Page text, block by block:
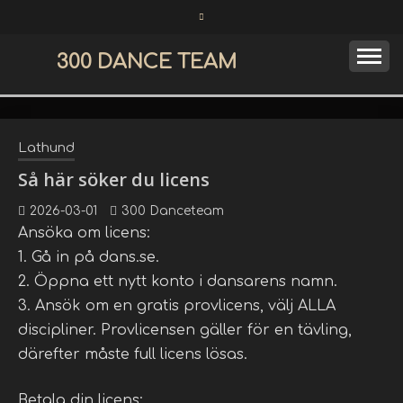
300 DANCE TEAM
Lathund
Så här söker du licens
2026-03-01 300 Danceteam
Ansöka om licens:
1. Gå in på dans.se.
2. Öppna ett nytt konto i dansarens namn.
3. Ansök om en gratis provlicens, välj ALLA
discipliner. Provlicensen gäller för en tävling,
därefter måste full licens lösas.